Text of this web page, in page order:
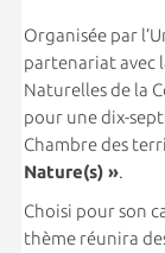
Organisée par l’
partenariat avec
Naturelles de la
pour une dix-
Chambre des
Nature(s) ».
Choisi pour son
thème réunira